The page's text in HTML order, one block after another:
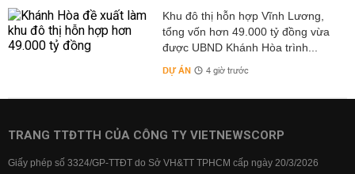
Khu đô thị hỗn hợp Vĩnh Lương,
tổng vốn hơn 49.000 tỷ đồng vừa
được UBND Khánh Hòa trình...
DỰ ÁN 4 giờ trước
TRANG TTĐTTH CỦA CÔNG TY VIETNEWSCORP
Giấy phép số 3324/GP-TTĐT do Sở VH&TT TPHCM cấp ngày 20/3/2026